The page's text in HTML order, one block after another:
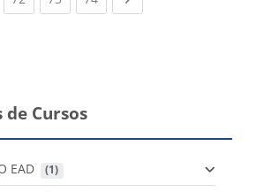
de Cursos
EAD (1)